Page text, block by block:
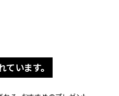
います。